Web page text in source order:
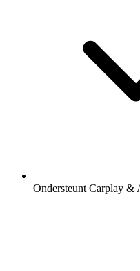
Ondersteunt Carplay &